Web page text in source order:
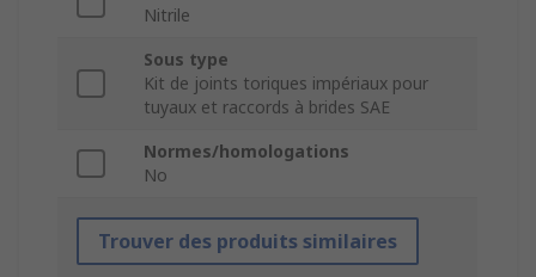
Nitrile
Sous type
Kit de joints toriques impériaux pour
tuyaux et raccords à brides SAE
Normes/homologations
No
Trouver des produits similaires